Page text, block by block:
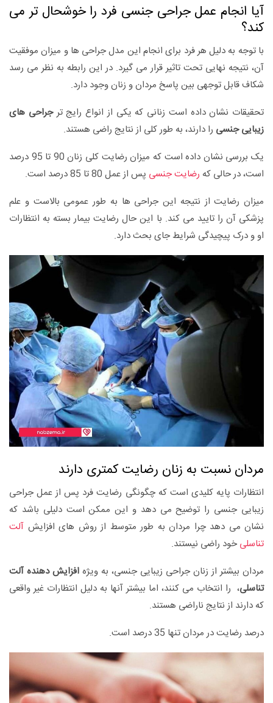
آیا انجام عمل جراحی جنسی فرد را خوشحال تر می
کند؟
با توجه به دلیل هر فرد برای انجام این مدل جراحی ها و میزان موفقیت
آن، نتیجه نهایی تحت تاثیر قرار می گیرد. در این رابطه به نظر می رسد
شکاف قابل توجهی بین پاسخ مردان و زنان وجود دارد.
تحقیقات نشان داده است زنانی که یکی از انواع رایج ترجراحی های
زیبایی جنسی را دارند، به طور کلی از نتایج راضی هستند.
یک بررسی نشان داده است که میزان رضایت کلی زنان 90 تا 95 درصد
است، در حالی که رضایت جنسی پس از عمل 80 تا 85 درصد است.
میزان رضایت از نتیجه این جراحی ها به طور عمومی بالاست و علم
پزشکی آن را تایید می کند. با این حال رضایت بیمار بسته به انتظارات
او و درک پیچیدگی شرایط جای بحث دارد.
مردان نسبت به زنان رضایت کمتری دارند
انتظارات پایه کلیدی است که چگونگی رضایت فرد پس از عمل جراحی
زیبایی جنسی را توضیح می دهد و این ممکن است دلیلی باشد که
نشان می دهد چرا مردان به طور متوسط از روش های افزایش آلت
تناسلی خود راضی نیستند.
مردان بیشتر از زنان جراحی زیبایی جنسی، به ویژه افزایش دهنده آلت
تناسلی، را انتخاب می کنند، اما بیشتر آنها به دلیل انتظارات غیر واقعی
که دارند از نتایج ناراضی هستند.
درصد رضایت در مردان تنها 35 درصد است.